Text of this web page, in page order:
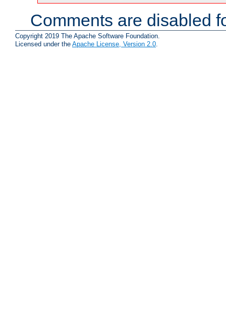
Comments are disabled
Copyright 2019 The Apache Software Foundation.
Licensed under the Apache License, Version 2.0.